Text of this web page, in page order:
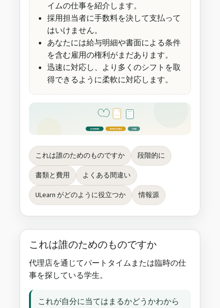
イムの仕事を紹介します。
採用担当者に手数料を決して支払って
はいけません。
あなたには給与明細や書面による条件
を含む雇用の権利がまだあります。
迅速に対応し、より多くのシフトを取
得できるように柔軟に対応します。
AGENCIES RECRUITERS JOBS
これは誰のためのものですか
段階的に
書類と費用
よくある間違い
ULearn がどのように役立つか
情報源
これは誰のためのものですか
代理店を通じてパートタイムまたは臨時の仕
事を探している学生。
これが自分に当てはまるかどうかわから